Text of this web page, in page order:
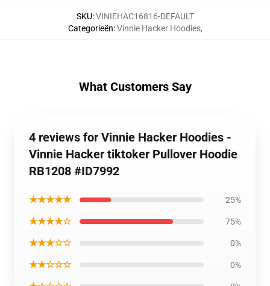
SKU:VINIEHAC16816-DEFAULT
Categorieën:Vinnie Hacker Hoodies,
What Customers Say
4 reviews for Vinnie Hacker Hoodies -
Vinnie Hacker tiktoker Pullover Hoodie
RB1208 #ID7992
★★★★★ 25%
★★★★☆ 75%
★★★☆☆ 0%
★★☆☆☆ 0%